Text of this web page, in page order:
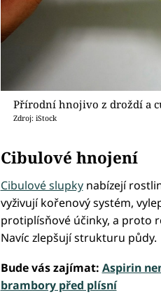
Přírodní hnojivo z droždí a
Zdroj: iStock
Cibulové hnojení
Cibulové slupkynabízejí
vyživují kořenový systém,
protiplísňové účinky, a proto
Navíc zlepšují strukturu půdy.
Bude vás zajímat: Aspirin
brambory před plísní